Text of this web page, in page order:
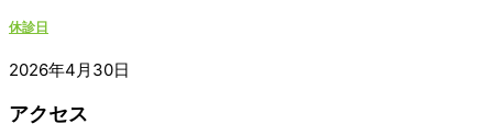
休診日
2026年4月30日
アクセス